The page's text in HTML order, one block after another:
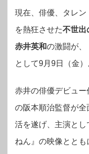
現在、俳優、タレ
を熱狂させた不世出
赤井英和の激闘が、
として9月9日（金）
赤井の俳優デビュー
の阪本順治監督が
活を遂げ、主演と
ねん』の映像とと